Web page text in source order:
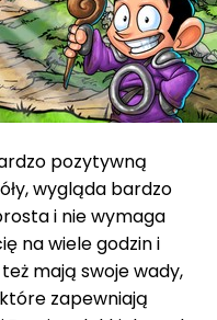
pozytywną
wygląda bardzo
i nie wymaga
na wiele godzin i
mają swoje wady,
zapewniają